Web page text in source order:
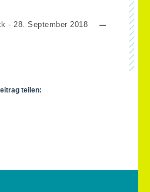
- 28. September 2018
teilen: